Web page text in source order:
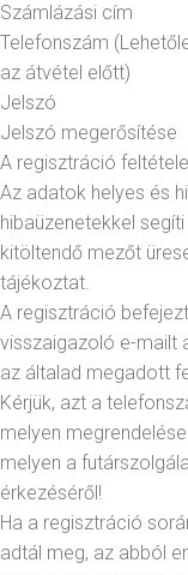
Számlázási cím
Telefonszám
az átvétel előtt)
Jelszó
Jelszó megerősítése
A regisztráció
Az adatok helyes és
hibaüzenetekkel
kitöltendő mezőt
tájékoztat.
A regisztráció
visszaigazoló e-mailt
az általad megadott
Kérjük, azt a
melyen
melyen a
érkezéséről!
Ha a regisztráció
adtál meg, az abból